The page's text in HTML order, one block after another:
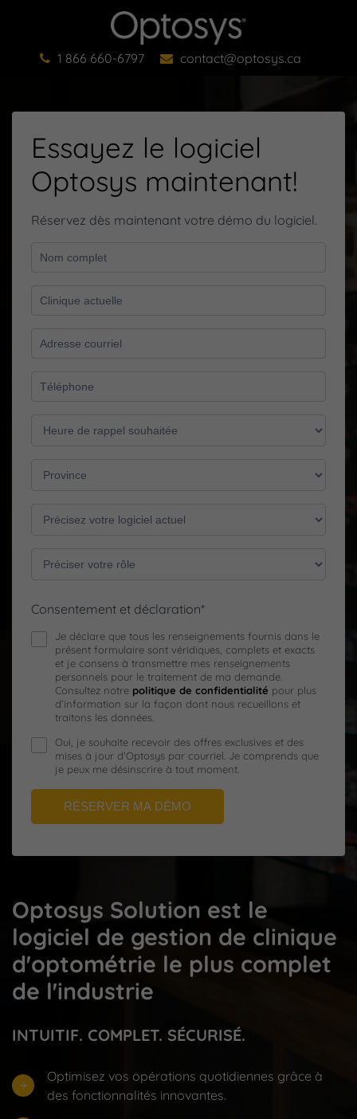
1 866 660-6797 contact@optosys.ca
Essayez le logiciel
Optosys maintenant!
Réservez dès maintenant votre démo du logiciel.
Consentement et déclaration*
Je déclare que tous les renseignements fournis dans le
présent formulaire sont véridiques, complets et exacts
et je consens à transmettre mes renseignements
personnels pour le traitement de ma demande.
Consultez notre politique de confidentialité pour plus
d’information sur la façon dont nous recueillons et
traitons les données.
Oui, je souhaite recevoir des offres exclusives et des
mises à jour d'Optosys par courriel. Je comprends que
je peux me désinscrire à tout moment.
RÉSERVER MA DÉMO
Optosys Solution est le
logiciel de gestion de clinique
d'optométrie le plus complet
de l'industrie
INTUITIF. COMPLET. SÉCURISÉ.
Optimisez vos opérations quotidiennes grâce à
des fonctionnalités innovantes.